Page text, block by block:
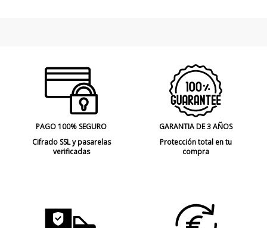
PAGO 100% SEGURO
Cifrado SSL y pasarelas
verificadas
GARANTIA DE 3 AÑOS
Protección total en tu
compra